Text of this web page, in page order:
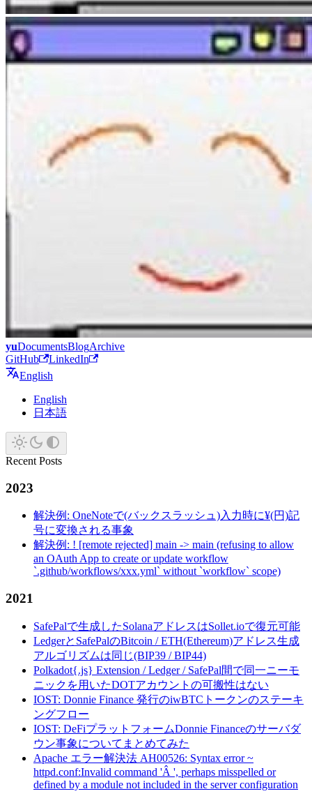
yuDocumentsBlogArchive
GitHub
LinkedIn
English
English
日本語
Recent Posts
2023
解決例: OneNoteで(バックスラッシュ)入力時に¥(円)記
号に変換される事象
解決例: ! [remote rejected] main -> main (refusing to allow
an OAuth App to create or update workflow
`.github/workflows/xxx.yml` without `workflow` scope)
2021
SafePalで生成したSolanaアドレスはSollet.ioで復元可能
LedgerとSafePalのBitcoin / ETH(Ethereum)アドレス生成
アルゴリズムは同じ(BIP39 / BIP44)
Polkadot{.js} Extension / Ledger / SafePal間で同一ニーモ
ニックを用いたDOTアカウントの可搬性はない
IOST: Donnie Finance 発行のiwBTCトークンのステーキ
ングフロー
IOST: DeFiプラットフォームDonnie Financeのサーバダ
ウン事象についてまとめてみた
Apache エラー解決法 AH00526: Syntax error ~
httpd.conf:Invalid command 'Â ', perhaps misspelled or
defined by a module not included in the server configuration